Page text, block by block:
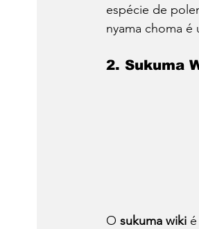
espécie de
nyama choma
2. Sukuma
O sukuma wiki